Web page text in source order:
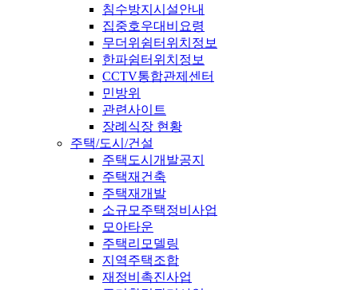
침수방지시설안내
집중호우대비요령
무더위쉼터위치정보
한파쉼터위치정보
CCTV통합관제센터
민방위
관련사이트
장례식장 현황
주택/도시/건설
주택도시개발공지
주택재건축
주택재개발
소규모주택정비사업
모아타운
주택리모델링
지역주택조합
재정비촉진사업